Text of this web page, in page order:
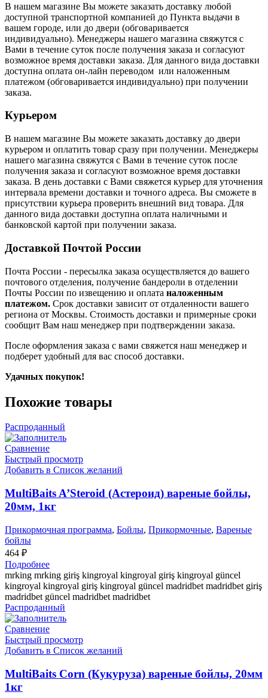
В нашем магазине Вы можете заказать доставку любой
доступной транспортной компанией до Пункта выдачи в
вашем городе, или до двери (обговаривается
индивидуально). Менеджеры нашего магазина свяжутся с
Вами в течение суток после получения заказа и согласуют
возможное время доставки заказа. Для данного вида доставки
доступна оплата он-лайн переводом или наложенным
платежом (обговаривается индивидуально) при получении
заказа.
Курьером
В нашем магазине Вы можете заказать доставку до двери
курьером и оплатить товар сразу при получении. Менеджеры
нашего магазина свяжутся с Вами в течение суток после
получения заказа и согласуют возможное время доставки
заказа. В день доставки с Вами свяжется курьер для уточнения
интервала времени доставки и точного адреса. Вы сможете в
присутствии курьера проверить внешний вид товара. Для
данного вида доставки доступна оплата наличными и
банковской картой при получении заказа.
Доставкой Почтой России
Почта России - пересылка заказа осуществляется до вашего
почтового отделения, получение бандероли в отделении
Почты России по извещению и оплата наложенным
платежом. Срок доставки зависит от отдаленности вашего
региона от Москвы. Стоимость доставки и примерные сроки
сообщит Вам наш менеджер при подтверждении заказа.
После оформления заказа с вами свяжется наш менеджер и
подберет удобный для вас способ доставки.
Удачных покупок!
Похожие товары
Распроданный
Сравнение
Быстрый просмотр
Добавить в Список желаний
MultiBaits A’Steroid (Астероид) вареные бойлы,
20мм, 1кг
Прикормочная программа, Бойлы, Прикормочные, Вареные
бойлы
464 ₽
Подробнее
mrking mrking giriş kingroyal kingroyal giriş kingroyal güncel
kingroyal kingroyal giriş kingroyal güncel madridbet madridbet giriş
madridbet güncel madridbet madridbet
Распроданный
Сравнение
Быстрый просмотр
Добавить в Список желаний
MultiBaits Corn (Кукуруза) вареные бойлы, 20мм
1кг